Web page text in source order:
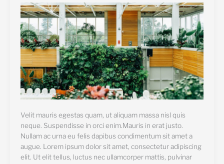
Velit mauris egestas quam, ut aliquam massa nisl quis
neque. Suspendisse in orci enim.Mauris in erat justo.
Nullam ac urna eu felis dapibus condimentum sit amet a
augue. Lorem ipsum dolor sit amet, consectetur adipiscing
elit. Ut elit tellus, luctus nec ullamcorper mattis, pulvinar
parturient